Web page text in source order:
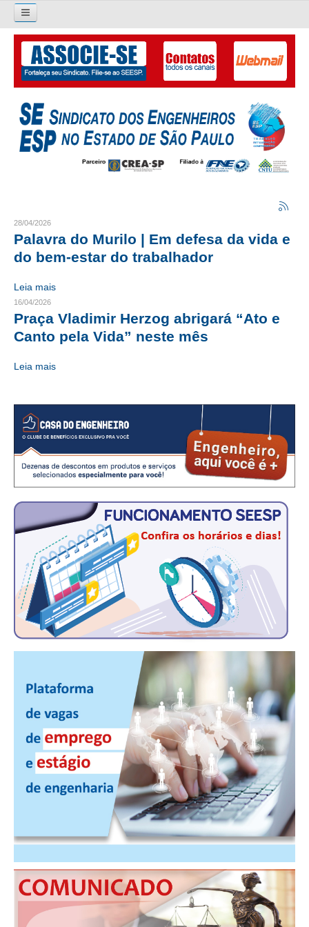
Pesquisar...
O SINDICATO
APRESENTAÇÃO
PALAVRA DO PRESIDENTE
LIVRO GESTÃO 2026-2029
ORGANOGRAMA
CRESCE BRASIL
CONSELHO TECNOLÓGICO
COMPOSIÇÃO
CONSELHOS ASSESSORES
PERSONALIDADES DA TECNOLOGIA
NÚCLEO DA MULHER ENGENHEIRA
TRANSPARÊNCIA
JURÍDICO
CONSULTORIA
ACORDOS, CONVENÇÕES E DISSÍDIOS
CONTRIBUIÇÕES
CONTRIBUIÇÃO ASSISTENCIAL
CONTRIBUIÇÃO ASSOCIATIVA OU ANUIDADE DE SÓCIO
CONTRIBUIÇÃO SINDICAL URBANA
REVISÃO DE APOSENTADORIA
FGTS EXPURGOS
LEGISLAÇÃO
LEI 4.950-A/1966 – PISO SALARIAL
LEI 5.194/1966 – REGULAMENTAÇÃO DA PROFISSÃO
LEI 6.496/1977 – ART
28/04/2026
Palavra do Murilo | Em defesa da vida e
do bem-estar do trabalhador
Leia mais
16/04/2026
Praça Vladimir Herzog abrigará “Ato e
Canto pela Vida” neste mês
Leia mais